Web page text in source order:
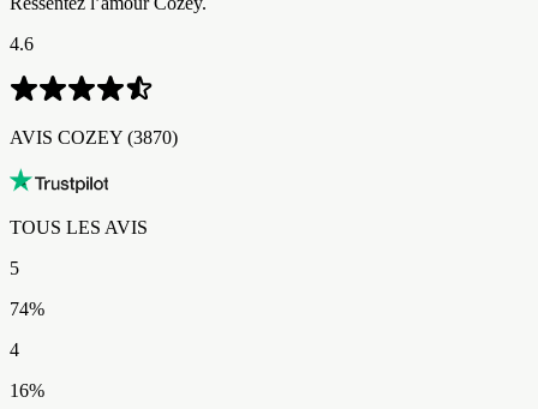
4.6
AVIS COZEY​​​​‌ ‍ ​‍​‍‌‍ ‌ ​‍‌‍‍‌‌‍‌ ‌‍‍‌‌‍ ‍​‍​‍​ ‍‍​‍​‍‌ ​ ‌‍​‌‌‍ ‍‌‍‍‌‌ ‌​‌ ‍‌​‍ ‍‌‍‍‌‌‍ ​‍​‍​‍ ​​‍​‍‌‍‍​‌ ​‍‌‍‌‌‌‍‌‍​‍​‍​ ‍‍​‍​‍‌‍‍​‌ ‌​‌ ‌​‌ ​​‌ ​ ​ ‍‍​‍ ​‍ ‌‍ ​‌‍ ‌‍​ ‌‍​‌‌‍ ​‌‍‍​‌‍ ‌ ​ ‌ ‌​​ ‍‍​ ​ ​ ​​​ ​​​ ​​​‍ ‌ ​ ‌ ‌​‌ ‌‌‌‍‌​‌‍‍‌‌‍ ​‍ ‌‍‍‌‌‍ ‍‌ ‌​‌‍‌‌‌‍ ‍‌ ‌​​‍ ‌‍‌‌‌‍‌​‌‍‍‌‌ ‌​​‍ ‌‍ ‌‌‍ ‌‍‌​‌‍‌‌​ ‌‌ ​​‌ ​‍‌‍‌‌‌ ​ ‌‍‌‌‌‍ ‍‌ ‌​‌‍​‌‌ ‌​‌‍‍‌‌‍ ‌‍ ‍​ ‍ ‌‍‍‌‌‍‌​​ ‌‌‍​‌‌‍​‍​ ​‍​ ‌‌‌‍​‍​ ‌‌​ ​‍‌‍‌‌​‍ ‌‌‍​ ​ ‌ ​ ‌ ​ ‌​​‍ ‌​ ‌​​ ‍​​ ​‍​ ​ ​‍ ‌‌‍​‍‌‍​‍​ ‍​​ ‌ ​‍ ‌​ ​ ​ ​ ‌‍‌‌‌‍‌​‌‍‌‌​ ​​‌‍​‌​ ​‌​ ‌‍‌‍‌​‌‍‌‍​ ‌ ​ ‍ ‌ ‌​‌ ‍‌‌ ​​‌‍‌‌​ ‌‌ ​​‌‍‌​‌ ​​​ ‍ ‌ ​​‌‍​‌‌ ‌​‌‍‍​​ ‌‌ ‌‍‌‍​‌‌‍ ​‌ ‌‌‌‍‌‌‌​​‌‌‍‌​‌‍‌​‌‍‌‌‌‍‌​‌‌​ ‌‍‌‌‌‍​ ‌ ‌​‌‍‍‌‌‍ ‌‍ ‍‌ ​ ​‍‌‌​ ‌‌‌​​‍‌‌ ‌‍‍ ‌‍‌‌‌ ‍‌​‍‌‌​ ​ ‌​‌​​‍‌‌​ ​ ‌​‌​​‍‌‌​ ​‍​ ​‍‌‍‌‌​ ‌ ​ ‌‍‌‍​ ​ ‌‌​ ​​​ ‌‌​ ​‌​ ‍‌​ ‌​​ ​‍​ ‌ ​‍‌‌​ ​‍​ ​‍​‍‌‌​ ‌‌‌​‌​​‍ ‍‌ ​‍‌‍‌‌‌ ‌‍‌‍‍‌‌‍‌‌‌ ‌ ‌‌​ ‌ ‌‌‌‍ ‌‌‍ ‌‌‍​‌‌ ​‍‌ ‍‌‌‌‌​‌‍‌‌‌‍ ‌‌ ​​‌‍ ​‌‍​‌‌ ‌​‌‍‌‌​‍ ‍‌ ​ ‌ ‌‌‌‍ ‌‌‍ ‌‌‍​‌‌ ​‍‌ ‍‌‌​‌​‌‍​‌‌ ‌​‌‍​‌​‍ ‍‌ ‌​‌‍ ‌ ‌​‌‍​‌‌‍ ​‌‌​‍‌‍​‌‌ ‌​‌‍‍‌‌‍ ‍‌‍‌ ‌‌‌​‌‍‌‌‌ ‍​‌ ‌​​ ‌‍​‍‌‍​‌‌ ​ ‌‍‌‌‌‌‌‌‌ ​‍‌‍ ​​ ‌‌‍‍​‌ ‌​‌ ‌​‌ ​​‌ ​ ​‍‌‌​ ​ ‌​​‌​‍‌‌​ ​‍‌​‌‍​‍‌‌​ ​‍‌​‌‍‌‍ ​‌‍ ‌‍​ ‌‍​‌‌‍ ​‌‍‍​‌‍ ‌ ​ ‌ ‌​​‍‌‌​ ​ ‌​​‌​ ​ ​ ​​​ ​​​ ​​​‍‌‌​ ​‍‌​‌‍‌ ​ ‌ ‌​‌ ‌‌‌‍‌​‌‍‍‌‌‍ ​‍‌‍‌‍‍‌‌‍‌​​ ‌‌‍​‌‌‍​‍​ ​‍​ ‌‌‌‍​‍​ ‌‌​ ​‍‌‍‌‌​‍ ‌‌‍​ ​ ‌ ​ ‌ ​ ‌​​‍ ‌​ ‌​​ ‍​​ ​‍​ ​ ​‍ ‌‌‍​‍‌‍​‍​ ‍​​ ‌ ​‍ ‌​ ​ ​ ​ ‌‍‌‌‌‍‌​‌‍‌‌​ ​​‌‍​‌​ ​‌​ ‌‍‌‍‌​‌‍‌‍​ ‌ ​‍‌‍‌ ‌​‌ ‍‌‌ ​​‌‍‌‌​ ‌‌ ​​‌‍‌​‌ ​​​‍‌‍‌ ​​‌‍​‌‌ ‌​‌‍‍​​ ‌‌ ‌‍‌‍​‌‌‍ ​‌ ‌‌‌‍‌‌‌​​‌‌‍‌​‌‍‌​‌‍‌‌‌‍‌​‌‌​ ‌‍‌‌‌‍​ ‌ ‌​‌‍‍‌‌‍ ‌‍ ‍‌ ​ ​‍‌‌​ ‌‌‌​​‍‌‌ ‌‍‍ ‌‍‌‌‌ ‍‌​‍‌‌​ ​ ‌​‌​​‍‌‌​ ​ ‌​‌​​‍‌‌​ ​‍​ ​‍‌‍‌‌​ ‌ ​ ‌‍‌‍​ ​ ‌‌​ ​​​ ‌‌​ ​‌​ ‍‌​ ‌​​ ​‍​ ‌ ​‍‌‌​ ​‍​ ​‍​‍‌‌​ ‌‌‌​‌​​‍ ‍‌ ​‍‌‍‌‌‌ ‌‍‌‍‍‌‌‍‌‌‌ ‌ ‌‌​ ‌ ‌‌‌‍ ‌‌‍ ‌‌‍​‌‌ ​‍‌ ‍‌‌‌‌​‌‍‌‌‌‍ ‌‌ ​​‌‍ ​‌‍​‌‌ ‌​‌‍‌‌​‍ ‍‌ ​ ‌ ‌‌‌‍ ‌‌‍ ‌‌‍​‌‌ ​‍‌ ‍‌‌​‌​‌‍​‌‌ ‌​‌‍​‌​‍ ‍‌ ‌​‌‍ ‌ ‌​‌‍​‌‌‍ ​‌‌​‍‌‍​‌‌ ‌​‌‍‍‌‌‍ ‍‌‍‌ ‌‌‌​‌‍‌‌‌ ‍​‌ ‌​​‍‌‍‌ ​​‌‍‌‌‌ ​‍‌ ​ ‌ ​​‌‍‌‌‌‍​ ‌ ‌​‌‍‍‌‌ ‌‍‌‍‌‌​ ‌‌ ​​‌ ‌‌‌‍​‍‌‍ ​‌‍‍‌‌ ​ ‌‍‍​‌‍‌‌‌‍‌​​‍​‍‌ ‌ (3870)
TOUS LES AVIS​​​​‌ ‍ ​‍​‍‌‍ ‌ ​‍‌‍‍‌‌‍‌ ‌‍‍‌‌‍ ‍​‍​‍​ ‍‍​‍​‍‌ ​ ‌‍​‌‌‍ ‍‌‍‍‌‌ ‌​‌ ‍‌​‍ ‍‌‍‍‌‌‍ ​‍​‍​‍ ​​‍​‍‌‍‍​‌ ​‍‌‍‌‌‌‍‌‍​‍​‍​ ‍‍​‍​‍‌‍‍​‌ ‌​‌ ‌​‌ ​​‌ ​ ​ ‍‍​‍ ​‍ ‌‍ ​‌‍ ‌‍​ ‌‍​‌‌‍ ​‌‍‍​‌‍ ‌ ​ ‌ ‌​​ ‍‍​ ​ ​ ​​​ ​​​ ​​​‍ ‌ ​ ‌ ‌​‌ ‌‌‌‍‌​‌‍‍‌‌‍ ​‍ ‌‍‍‌‌‍ ‍‌ ‌​‌‍‌‌‌‍ ‍‌ ‌​​‍ ‌‍‌‌‌‍‌​‌‍‍‌‌ ‌​​‍ ‌‍ ‌‌‍ ‌‍‌​‌‍‌‌​ ‌‌ ​​‌ ​‍‌‍‌‌‌ ​ ‌‍‌‌‌‍ ‍‌ ‌​‌‍​‌‌ ‌​‌‍‍‌‌‍ ‌‍ ‍​ ‍ ‌‍‍‌‌‍‌​​ ‌‌‍​‌‌‍​‍​ ​‍​ ‌‌‌‍​‍​ ‌‌​ ​‍‌‍‌‌​‍ ‌‌‍​ ​ ‌ ​ ‌ ​ ‌​​‍ ‌​ ‌​​ ‍​​ ​‍​ ​ ​‍ ‌‌‍​‍‌‍​‍​ ‍​​ ‌ ​‍ ‌​ ​ ​ ​ ‌‍‌‌‌‍‌​‌‍‌‌​ ​​‌‍​‌​ ​‌​ ‌‍‌‍‌​‌‍‌‍​ ‌ ​ ‍ ‌ ‌​‌ ‍‌‌ ​​‌‍‌‌​ ‌‌ ​​‌‍‌​‌ ​​​ ‍ ‌ ​​‌‍​‌‌ ‌​‌‍‍​​ ‌‌ ‌‍‌‍​‌‌‍ ​‌ ‌‌‌‍‌‌‌​​‌‌‍‌​‌‍‌​‌‍‌‌‌‍‌​‌‌​ ‌‍‌‌‌‍​ ‌ ‌​‌‍‍‌‌‍ ‌‍ ‍‌ ​ ​‍‌‌​ ‌‌‌​​‍‌‌ ‌‍‍ ‌‍‌‌‌ ‍‌​‍‌‌​ ​ ‌​‌​​‍‌‌​ ​ ‌​‌​​‍‌‌​ ​‍​ ​‍‌‍‌‌​ ‌ ​ ‌‍‌‍​ ​ ‌‌​ ​​​ ‌‌​ ​‌​ ‍‌​ ‌​​ ​‍​ ‌ ​‍‌‌​ ​‍​ ​‍​‍‌‌​ ‌‌‌​‌​​‍ ‍‌ ​‍‌‍‌‌‌ ‌‍‌‍‍‌‌‍‌‌‌ ‌ ‌‌​ ‌ ‌‌‌‍ ‌‌‍ ‌‌‍​‌‌ ​‍‌ ‍‌‌‌‌​‌‍‌‌‌‍ ‌‌ ​​‌‍ ​‌‍​‌‌ ‌​‌‍‌‌​‍ ‍‌‍​‍‌ ​‍‌‍‌‌‌‍​‌‌‍‍ ‌‍‌​‌‍ ‌ ‌ ‌‍ ‍‌​‌​‌‍​‌‌ ‌​‌‍​‌​‍ ‍‌ ‌​‌‍‍‌‌ ‌​‌‍ ​‌‍‌‌​ ‌‍​‍‌‍​‌‌ ​ ‌‍‌‌‌‌‌‌‌ ​‍‌‍ ​​ ‌‌‍‍​‌ ‌​‌ ‌​‌ ​​‌ ​ ​‍‌‌​ ​ ‌​​‌​‍‌‌​ ​‍‌​‌‍​‍‌‌​ ​‍‌​‌‍‌‍ ​‌‍ ‌‍​ ‌‍​‌‌‍ ​‌‍‍​‌‍ ‌ ​ ‌ ‌​​‍‌‌​ ​ ‌​​‌​ ​ ​ ​​​ ​​​ ​​​‍‌‌​ ​‍‌​‌‍‌ ​ ‌ ‌​‌ ‌‌‌‍‌​‌‍‍‌‌‍ ​‍‌‍‌‍‍‌‌‍‌​​ ‌‌‍​‌‌‍​‍​ ​‍​ ‌‌‌‍​‍​ ‌‌​ ​‍‌‍‌‌​‍ ‌‌‍​ ​ ‌ ​ ‌ ​ ‌​​‍ ‌​ ‌​​ ‍​​ ​‍​ ​ ​‍ ‌‌‍​‍‌‍​‍​ ‍​​ ‌ ​‍ ‌​ ​ ​ ​ ‌‍‌‌‌‍‌​‌‍‌‌​ ​​‌‍​‌​ ​‌​ ‌‍‌‍‌​‌‍‌‍​ ‌ ​‍‌‍‌ ‌​‌ ‍‌‌ ​​‌‍‌‌​ ‌‌ ​​‌‍‌​‌ ​​​‍‌‍‌ ​​‌‍​‌‌ ‌​‌‍‍​​ ‌‌ ‌‍‌‍​‌‌‍ ​‌ ‌‌‌‍‌‌‌​​‌‌‍‌​‌‍‌​‌‍‌‌‌‍‌​‌‌​ ‌‍‌‌‌‍​ ‌ ‌​‌‍‍‌‌‍ ‌‍ ‍‌ ​ ​‍‌‌​ ‌‌‌​​‍‌‌ ‌‍‍ ‌‍‌‌‌ ‍‌​‍‌‌​ ​ ‌​‌​​‍‌‌​ ​ ‌​‌​​‍‌‌​ ​‍​ ​‍‌‍‌‌​ ‌ ​ ‌‍‌‍​ ​ ‌‌​ ​​​ ‌‌​ ​‌​ ‍‌​ ‌​​ ​‍​ ‌ ​‍‌‌​ ​‍​ ​‍​‍‌‌​ ‌‌‌​‌​​‍ ‍‌ ​‍‌‍‌‌‌ ‌‍‌‍‍‌‌‍‌‌‌ ‌ ‌‌​ ‌ ‌‌‌‍ ‌‌‍ ‌‌‍​‌‌ ​‍‌ ‍‌‌‌‌​‌‍‌‌‌‍ ‌‌ ​​‌‍ ​‌‍​‌‌ ‌​‌‍‌‌​‍ ‍‌‍​‍‌ ​‍‌‍‌‌‌‍​‌‌‍‍ ‌‍‌​‌‍ ‌ ‌ ‌‍ ‍‌​‌​‌‍​‌‌ ‌​‌‍​‌​‍ ‍‌ ‌​‌‍‍‌‌ ‌​‌‍ ​‌‍‌‌​‍‌‍‌ ​​‌‍‌‌‌ ​‍‌ ​ ‌ ​​‌‍‌‌‌‍​ ‌ ‌​‌‍‍‌‌ ‌‍‌‍‌‌​ ‌‌ ​​‌ ‌‌‌‍​‍‌‍ ​‌‍‍‌‌ ​ ‌‍‍​‌‍‌‌‌‍‌​​‍​‍‌ ‌
5
74%
4
16%